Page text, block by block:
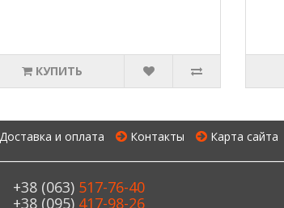
КУПИТЬ
Доставка и оплата Контакты Карта сайта
+38 (063) 517-76-40
+38 (095) 417-98-26